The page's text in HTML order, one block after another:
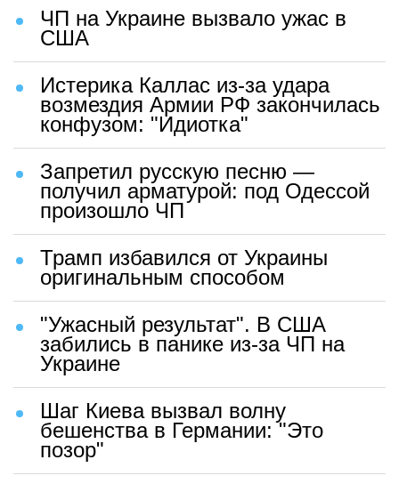
ЧП на Украине вызвало ужас в
США
Истерика Каллас из-за удара
возмездия Армии РФ закончилась
конфузом: "Идиотка"
Запретил русскую песню —
получил арматурой: под Одессой
произошло ЧП
Трамп избавился от Украины
оригинальным способом
"Ужасный результат". В США
забились в панике из-за ЧП на
Украине
Шаг Киева вызвал волну
бешенства в Германии: "Это
позор"